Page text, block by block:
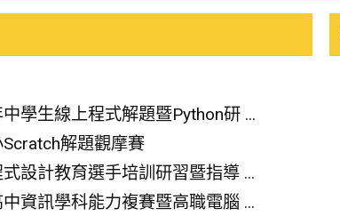
學生線上程式解題暨Python研 ...
解題觀摩賽
設計教育選手培訓研習暨指導 ...
資訊學科能力複賽暨高職電腦 ...